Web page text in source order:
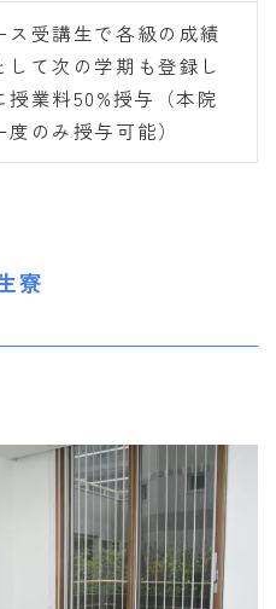
ス受講生で各級の成績
して次の学期も登録し
授業料50%授与（本院
のみ授与可能）
寮